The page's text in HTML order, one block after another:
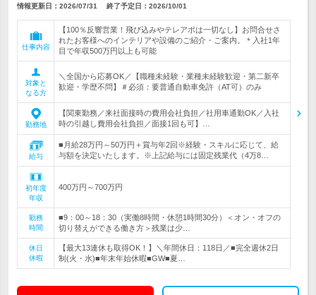
情報更新日：2026/07/31 終了予定日： 2026/10/01
仕事内容
【100％反響営業！飛び込みやテレアポは一切なし】お問合せさ
れたお客様へのインテリアや設備のご紹介・ご案内。＊入社1年
目で年収500万円以上も可能
対象と
なる方
＼全国から応募OK／【職種未経験・業種未経験歓迎・第二新卒
歓迎・学歴不問】＃必須：要普通自動車免許（AT可）のみ
勤務地
【関東勤務／来社面接時の費用会社負担／社用車通勤OK／入社
時の引越し費用会社負担／面接1回も可】…
給与
■月給28万円～50万円＋賞与年2回※経験・スキルに応じて、給
与額を決定いたします。※上記給与には固定残業代（4万8…
初年度
年収
400万円～700万円
勤務
時間
■9：00～18：30（実働8時間・休憩1時間30分）＜オン・オフの
切り替えができる働き方＞残業は少…
休日
休暇
【最大13連休も取得OK！】＼年間休日：118日／■完全週休2日
制(火・水)■年末年始休暇■GW■夏…